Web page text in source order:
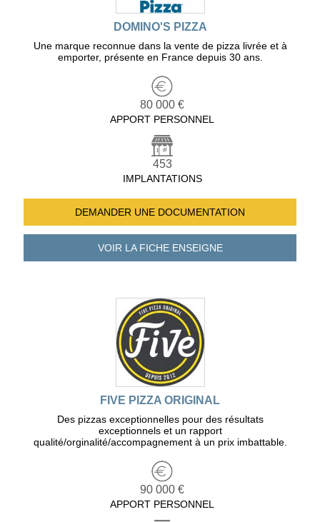
DOMINO'S PIZZA
Une marque reconnue dans la vente de pizza livrée et à
emporter, présente en France depuis 30 ans.
80 000 €
APPORT PERSONNEL
453
IMPLANTATIONS
DEMANDER UNE DOCUMENTATION
VOIR LA FICHEENSEIGNE
FIVE PIZZA ORIGINAL
Des pizzas exceptionnelles pour des résultats
exceptionnels et un rapport
qualité/orginalité/accompagnement à un prix imbattable.
90 000 €
APPORT PERSONNEL